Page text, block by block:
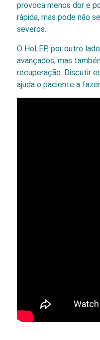
provoca menos dor e
rápida, mas pode não
severos.
O HoLEP, por outro
avançados, mas
recuperação. Discutir
ajuda o paciente a